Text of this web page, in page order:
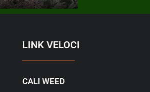
LINK VELOCI
CALI WEED